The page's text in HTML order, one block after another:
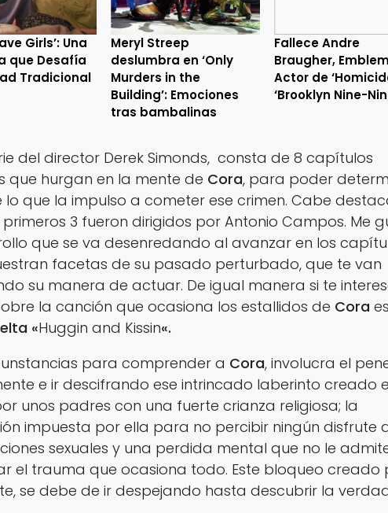
Girls’: Una
que Desafía
Tradicional
Meryl Streep
deslumbra en ‘Only
Murders in the
Building’: Emociones
tras bambalinas
Fallece Andre
Braugher,
Actor de
‘Brooklyn Nine-
del director Derek Simonds, consta de 8 capítulos
que hurgan en la mente de Cora, para poder
lo que la impulso a cometer ese crimen. Cabe
3 fueron dirigidos por Antonio Campos. Me
que se va desenredando al avanzar en los
facetas de su pasado perturbado, que te van
su manera de actuar. De igual manera si te
la canción que ocasiona los estallidos de Cora es
«Huggin and Kissin«.
para comprender a Cora, involucra el
e ir descifrando ese intrincado laberinto creado
unos padres con una fuerte crianza religiosa; la
impuesta por ella para no percibir ningún disfrute
sexuales y una perdida mental que no le
el trauma que ocasiona todo. Este bloqueo creado
se debe de ir despejando hasta descubrir la